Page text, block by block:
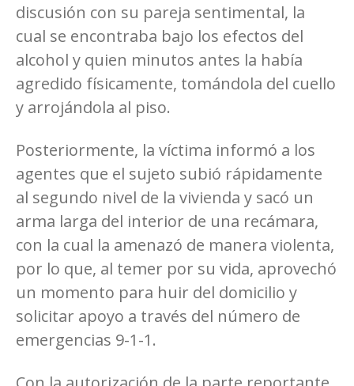
discusión con su pareja sentimental, la
cual se encontraba bajo los efectos del
alcohol y quien minutos antes la había
agredido físicamente, tomándola del cuello
y arrojándola al piso.
Posteriormente, la víctima informó a los
agentes que el sujeto subió rápidamente
al segundo nivel de la vivienda y sacó un
arma larga del interior de una recámara,
con la cual la amenazó de manera violenta,
por lo que, al temer por su vida, aprovechó
un momento para huir del domicilio y
solicitar apoyo a través del número de
emergencias 9-1-1.